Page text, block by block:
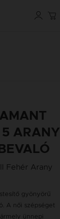
5 ARANY
Fehér Arany
gyönyörű
A női szépséget
ünnepi